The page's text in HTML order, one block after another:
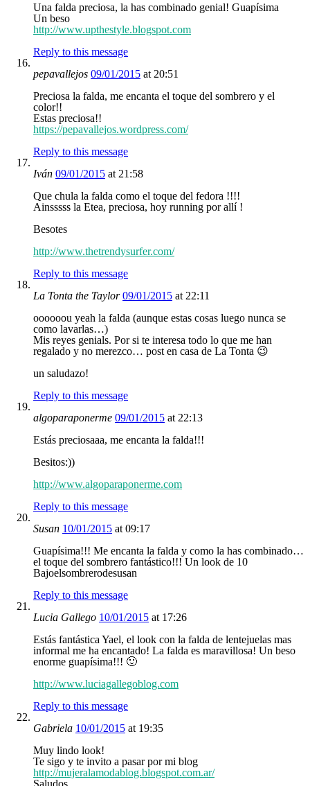
Una falda preciosa, la has combinado genial! Guapísima
Un beso
http://www.upthestyle.blogspot.com
Reply to this message
pepavallejos 09/01/2015 at 20:51
Preciosa la falda, me encanta el toque del sombrero y el
color!!
Estas preciosa!!
https://pepavallejos.wordpress.com/
Reply to this message
Iván 09/01/2015 at 21:58
Que chula la falda como el toque del fedora !!!!
Ainsssss la Etea, preciosa, hoy running por allí !
Besotes
http://www.thetrendysurfer.com/
Reply to this message
La Tonta the Taylor09/01/2015 at 22:11
oooooou yeah la falda (aunque estas cosas luego nunca se
como lavarlas…)
Mis reyes genials. Por si te interesa todo lo que me han
regalado y no merezco… post en casa de La Tonta 😉
un saludazo!
Reply to this message
algoparaponerme 09/01/2015 at 22:13
Estás preciosaaa, me encanta la falda!!!
Besitos:))
http://www.algoparaponerme.com
Reply to this message
Susan 10/01/2015 at 09:17
Guapísima!!! Me encanta la falda y como la has combinado…
el toque del sombrero fantástico!!! Un look de 10
Bajoelsombrerodesusan
Reply to this message
Lucia Gallego 10/01/2015 at 17:26
Estás fantástica Yael, el look con la falda de lentejuelas mas
informal me ha encantado! La falda es maravillosa! Un beso
enorme guapísima!!! 🙂
http://www.luciagallegoblog.com
Reply to this message
Gabriela 10/01/2015 at 19:35
Muy lindo look!
Te sigo y te invito a pasar por mi blog
http://mujeralamodablog.blogspot.com.ar/
Saludos.